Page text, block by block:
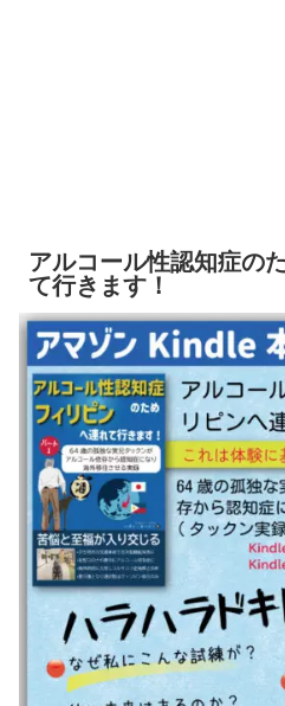
アルコール性認知症の
て行きます！